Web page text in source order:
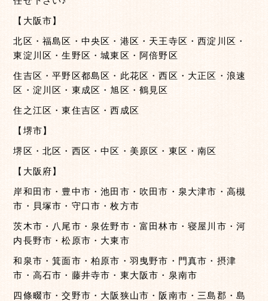
【大阪市】
北区・福島区・中央区・港区・天王寺区・西淀川区・
東淀川区・生野区・城東区・阿倍野区
住吉区・平野区都島区・此花区・西区・大正区・浪速
区・淀川区・東成区・旭区・鶴見区
住之江区・東住吉区・西成区
【堺市】
堺区・北区・西区・中区・美原区・東区・南区
【大阪府】
岸和田市・豊中市・池田市・吹田市・泉大津市・高槻
市・貝塚市・守口市・枚方市
茨木市・八尾市・泉佐野市・富田林市・寝屋川市・河
内長野市・松原市・大東市
和泉市・箕面市・柏原市・羽曳野市・門真市・摂津
市・高石市・藤井寺市・東大阪市・泉南市
四條畷市・交野市・大阪狭山市・阪南市・三島郡・島